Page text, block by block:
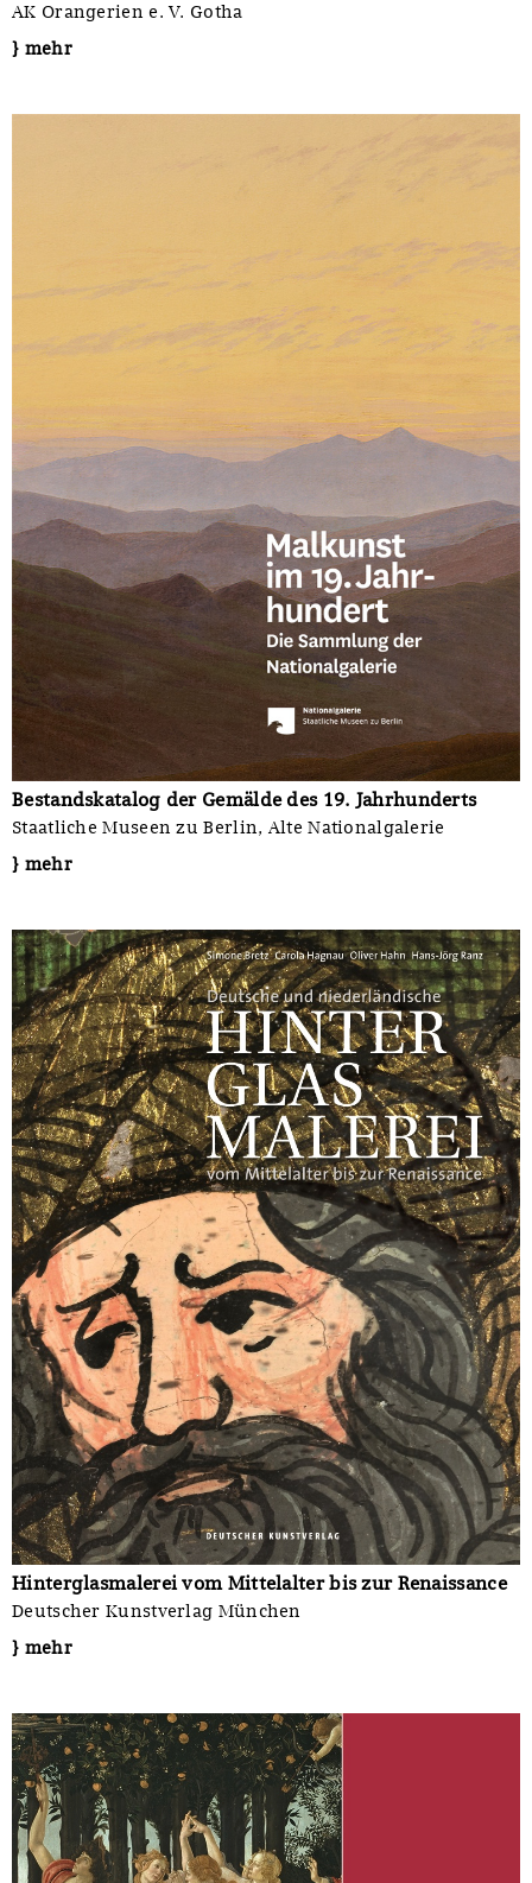
AK Orangerien e. V. Gotha
} mehr
Bestandskatalog der Gemälde des 19. Jahrhunderts
Staatliche Museen zu Berlin, Alte Nationalgalerie
} mehr
Hinterglasmalerei vom Mittelalter bis zur Renaissance
Deutscher Kunstverlag München
} mehr